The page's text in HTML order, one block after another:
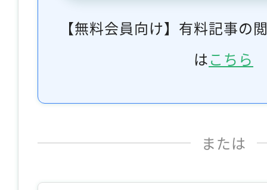
【無料会員向け】有料記事の
はこちら
または